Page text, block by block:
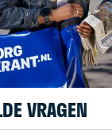
VRAGEN